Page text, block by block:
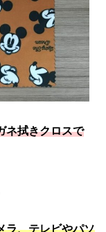
ネ拭きクロスで
ラ、テレビやパソ